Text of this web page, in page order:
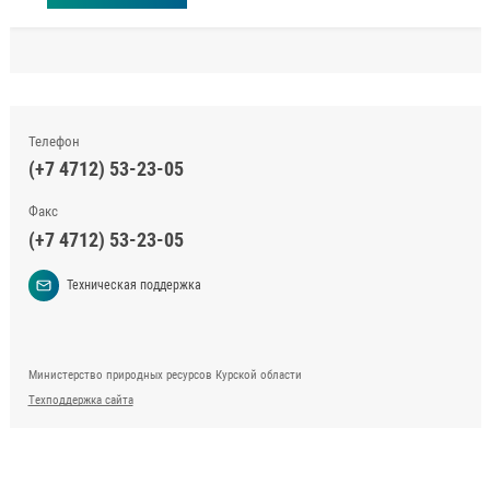
Телефон
(+7 4712) 53-23-05
Факс
(+7 4712) 53-23-05
Техническая поддержка
Министерство природных ресурсов Курской области
Техподдержка сайта